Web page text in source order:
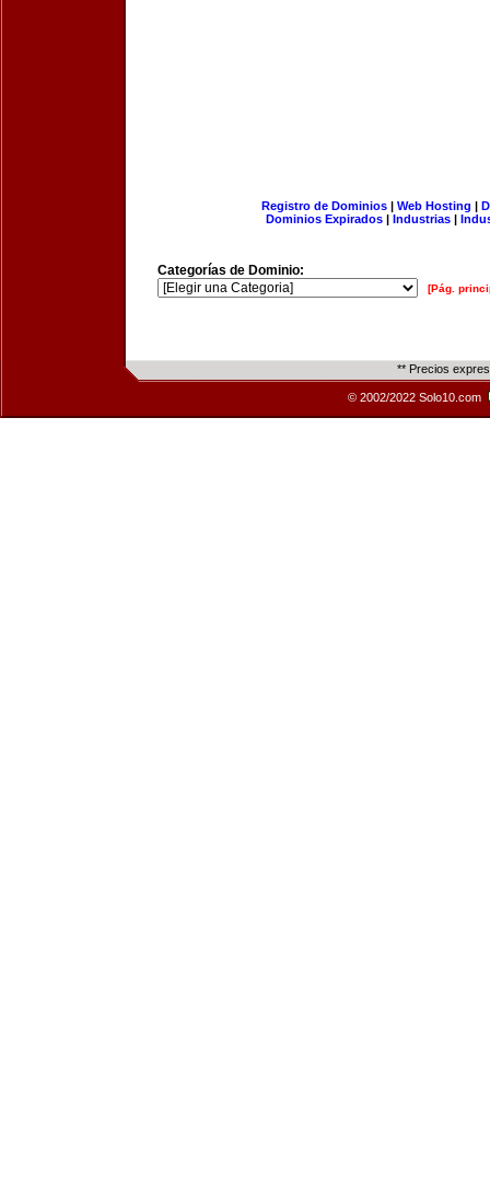
Registro de Dominios| Web Hosting |
Dominios Expirados | Industrias |
Categorías de Dominio:
[Pág.
** Precios
© 2002/2022 Solo10.com